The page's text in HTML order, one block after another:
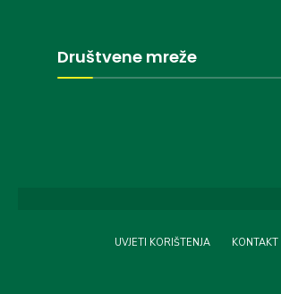
Društvene mreže
UVJETI KORIŠTENJA KONTAKT